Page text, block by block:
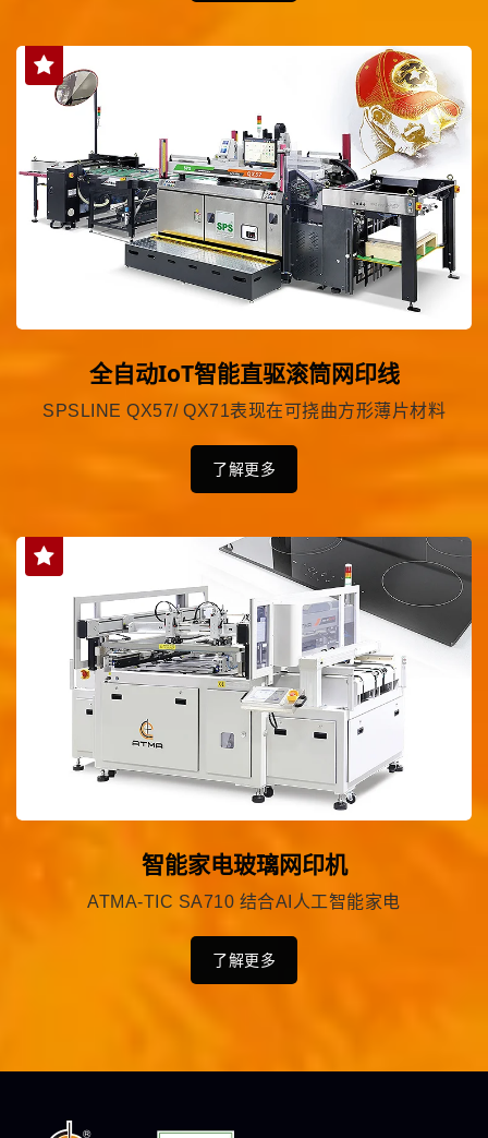
全自动IoT智能直驱滚筒网印线
SPSLINE QX57/ QX71表现在可挠曲方形薄片材料
了解更多
智能家电玻璃网印机
ATMA-TIC SA710 结合AI人工智能家电
了解更多